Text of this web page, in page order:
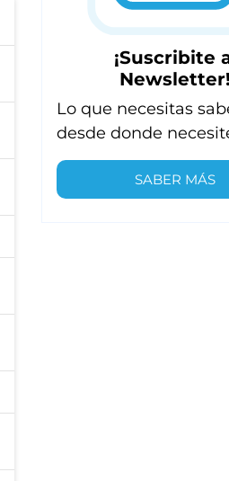
¡Suscribite
Newsletter!
Lo que necesitas
desde donde
SABER MÁS